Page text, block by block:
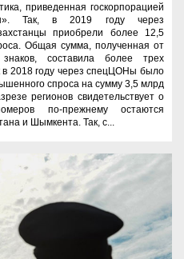
приведенная госкорпорацией
Так, в 2019 году через
приобрели более 12,5
Общая сумма, полученная от
составила более трех
в 2018 году через спецЦОНы было
спроса на сумму 3,5 млрд
регионов свидетельствует о
по-прежнему остаются
и Шымкента. Так, с...